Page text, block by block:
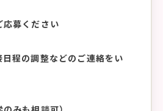
募ください
程の調整などのご連絡をい